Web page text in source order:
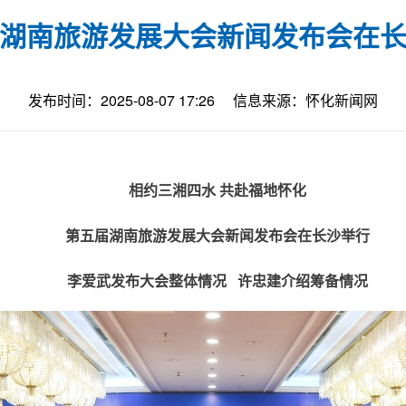
南旅游发展大会新闻发布会在
发布时间：2025-08-07 17:26 信息来源：怀化新闻网
相约三湘四水 共赴福地怀化
第五届湖南旅游发展大会新闻发布会在长沙举行
李爱武发布大会整体情况 许忠建介绍筹备情况